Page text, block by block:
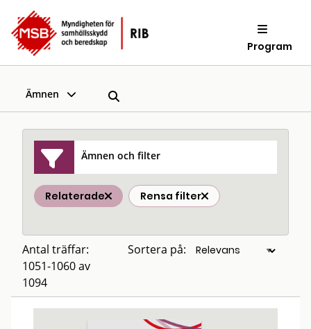
Program
Ämnen
Ämnen och filter
Relaterade Rensa filter
Antal träffar:
1051-1060 av
1094
Sortera på: